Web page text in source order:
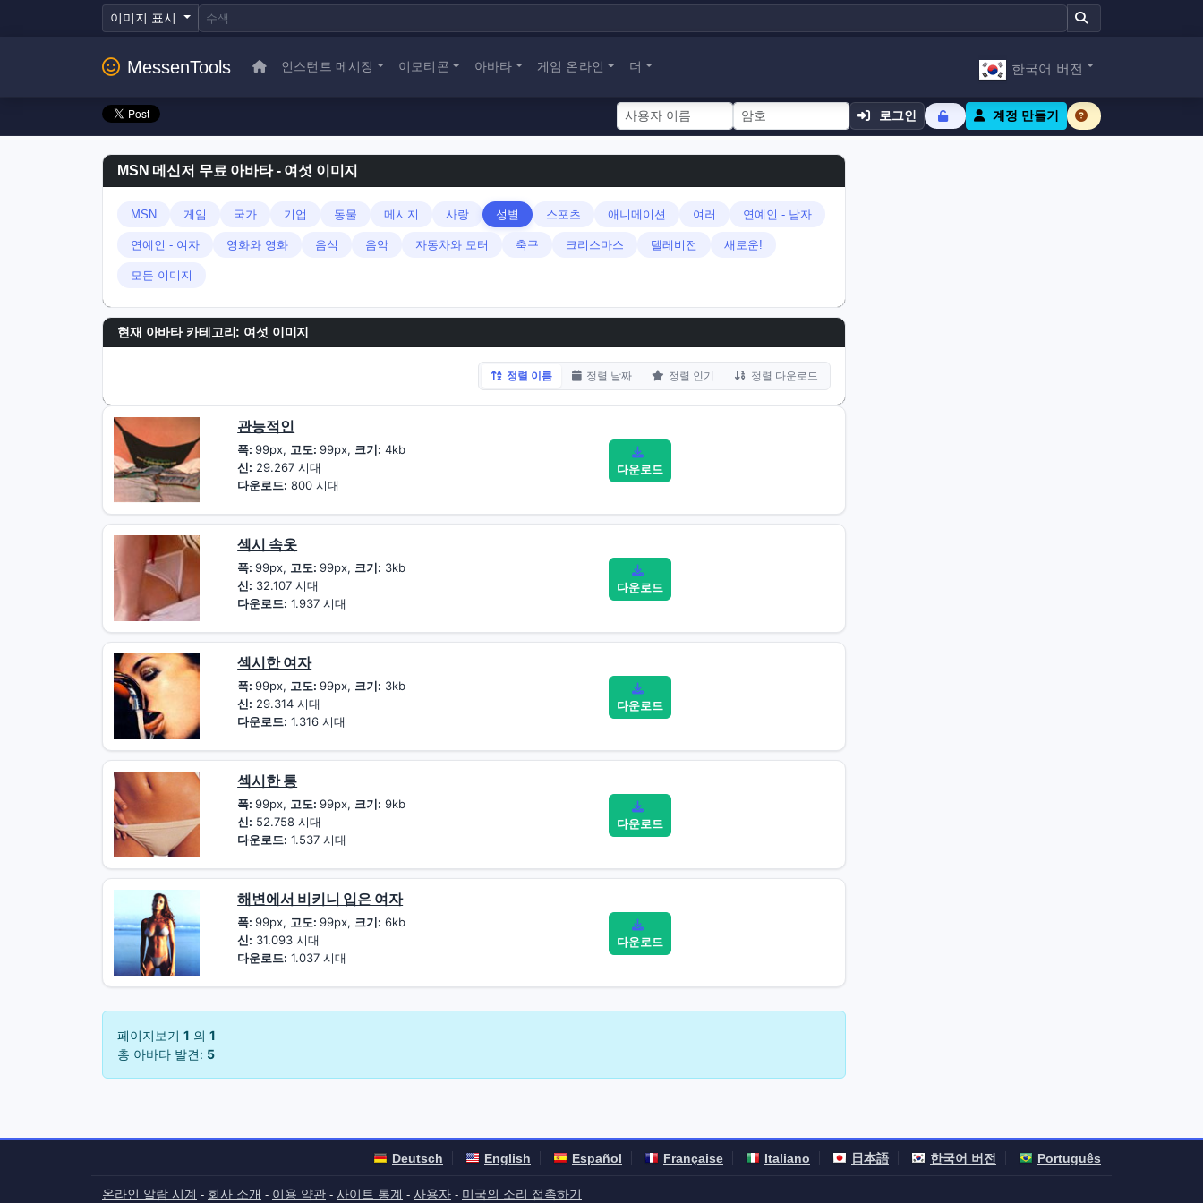
이미지 표시
MessenTools 인스턴트 메시징 이모티콘 아바타 게임 온라인 더 한국어 버전
로그인 계정 만들기
MSN 메신저 무료 아바타 - 여섯 이미지
MSN 게임 국가 기업 동물 메시지 사랑 성별 스포츠 애니메이션 여러 연예인 - 남자
연예인 - 여자 영화와 영화 음식 음악 자동차와 모터 축구 크리스마스 텔레비전 새로운!
모든 이미지
현재 아바타 카테고리: 여섯 이미지
정렬 이름 정렬 날짜 정렬 인기 정렬 다운로드
관능적인
폭:99px, 고도:99px, 크기: 4kb
신: 29.267 시대
다운로드: 800 시대
다운로드
섹시 속옷
폭:99px, 고도:99px, 크기: 3kb
신: 32.107 시대
다운로드: 1.937 시대
다운로드
섹시한 여자
폭:99px, 고도:99px, 크기: 3kb
신: 29.314 시대
다운로드: 1.316 시대
다운로드
섹시한 통
폭:99px, 고도:99px, 크기: 9kb
신: 52.758 시대
다운로드: 1.537 시대
다운로드
해변에서 비키니 입은 여자
폭:99px, 고도:99px, 크기: 6kb
신: 31.093 시대
다운로드: 1.037 시대
다운로드
페이지보기 1 의 1
총 아바타 발견: 5
Deutsch English Español Française Italiano 日本語 한국어 버전 Português
온라인 알람 시계 - 회사 소개 - 이용 약관 - 사이트 통계 - 사용자 - 미국의 소리 접촉하기